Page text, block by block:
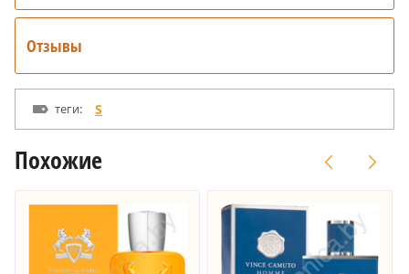
Отзывы
теги: S
Похожие